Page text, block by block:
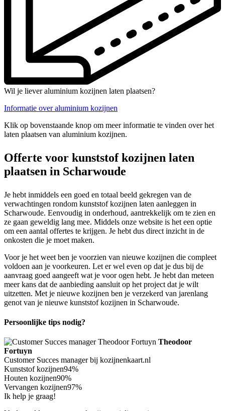
Wil je liever aluminium kozijnen laten plaatsen?
Informatie over aluminium kozijnen
Klik op bovenstaande knop om meer informatie te vinden over het
laten plaatsen van aluminium kozijnen.
Offerte voor kunststof kozijnen laten
plaatsen in Scharwoude
Je hebt inmiddels een goed en totaal beeld gekregen van de
verwachtingen rondom kunststof kozijnen laten aanleggen in
Scharwoude. Eenvoudig in onderhoud, aantrekkelijk om te zien en
ze gaan geweldig lang mee. Middels onze website is het een optie
om een aantal offertes te krijgen. Je hebt dus direct inzicht in de
onkosten die je moet maken.
Voor je het weet ben je voorzien van nieuwe kozijnen die compleet
voldoen aan je voorkeuren. Let er wel even op dat je dus bij de
aanvraag goed aangeeft wat je voor ogen hebt. Je hebt dan meteen
meer kans dat de aanbieding aansluit op het project dat je wilt
uitzetten. Met je nieuwe kozijnen ben je verzekerd van jarenlang
genot van je nieuwe kunststof kozijnen in Scharwoude.
Persoonlijke tips nodig?
Theodoor
Fortuyn
Customer Succes manager bij kozijnenkaart.nl
Kunststof kozijnen94%
Houten kozijnen90%
Vervangen kozijnen97%
Ik help je graag!